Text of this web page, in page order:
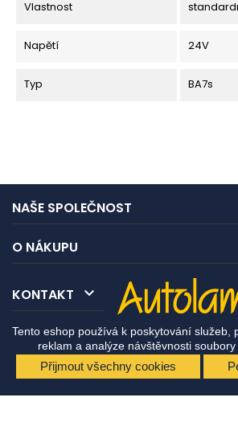
Tento eshop používá k poskytování služeb,
reklam a analýze návštěvnosti soubory
Přijmout všechny cookies
Vlastnost
Napětí 24V
Typ BA7s
NAŠE SPOLEČNOST
O NÁKUPU
KONTAKT 